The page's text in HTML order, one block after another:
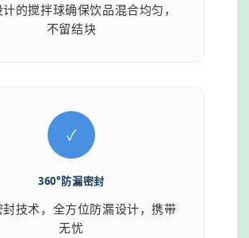
的搅拌球确保饮品混合均匀，
不留结块
✓
360°防漏密封
技术，全方位防漏设计，携带
无忧